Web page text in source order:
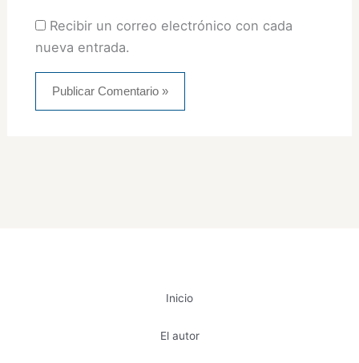
Recibir un correo electrónico con cada
nueva entrada.
Inicio
El autor